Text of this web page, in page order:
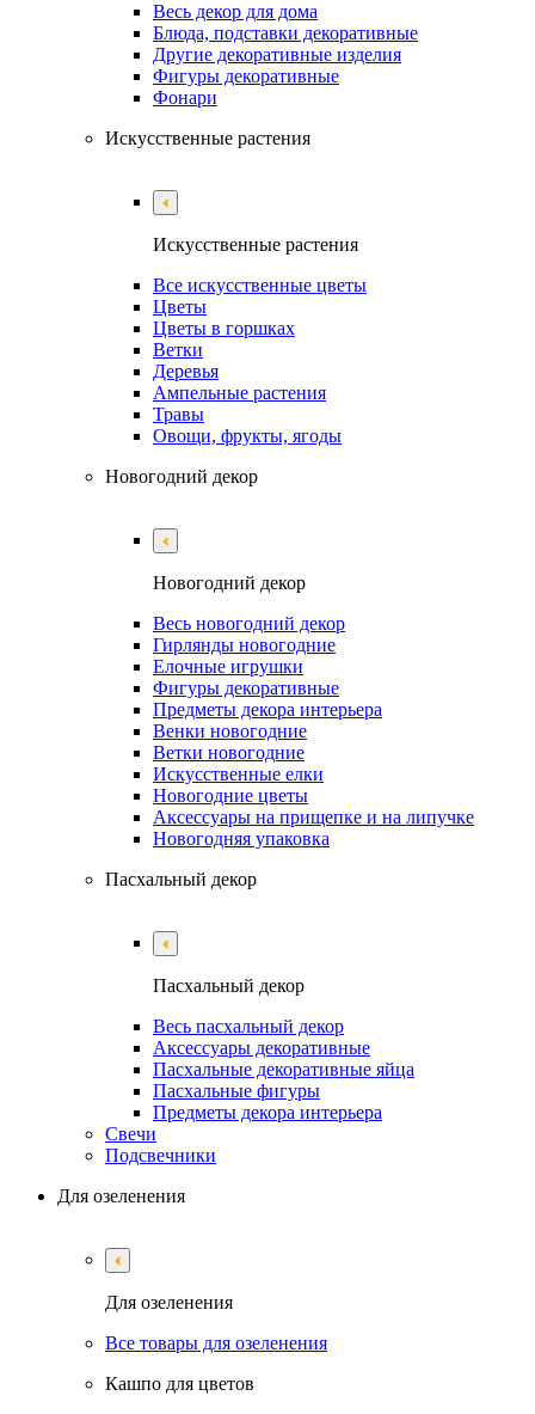
Весь декор для дома
Блюда, подставки декоративные
Другие декоративные изделия
Фигуры декоративные
Фонари
Искусственные растения
Искусственные растения
Все искусственные цветы
Цветы
Цветы в горшках
Ветки
Деревья
Ампельные растения
Травы
Овощи, фрукты, ягоды
Новогодний декор
Новогодний декор
Весь новогодний декор
Гирлянды новогодние
Елочные игрушки
Фигуры декоративные
Предметы декора интерьера
Венки новогодние
Ветки новогодние
Искусственные елки
Новогодние цветы
Аксессуары на прищепке и на липучке
Новогодняя упаковка
Пасхальный декор
Пасхальный декор
Весь пасхальный декор
Аксессуары декоративные
Пасхальные декоративные яйца
Пасхальные фигуры
Предметы декора интерьера
Свечи
Подсвечники
Для озеленения
Для озеленения
Все товары для озеленения
Кашпо для цветов